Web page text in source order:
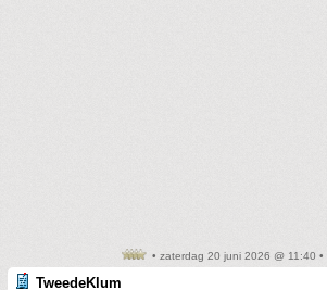
• zaterdag 20 juni 2026 @ 11:40 •
TweedeKlum